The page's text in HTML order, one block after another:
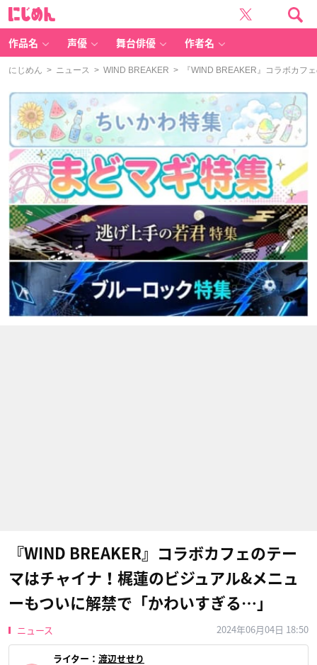
作品名 声優 舞台俳優 作者名
にじめん > ニュース > WIND BREAKER > 『WIND BREAKER』コラボカフ
『WIND BREAKER』コラボカフェのテー
マはチャイナ！梶蓮のビジュアル&メニュ
ーもついに解禁で「かわいすぎる…」
ニュース 2024年06月04日 18:50
ライター： 渡辺せせり